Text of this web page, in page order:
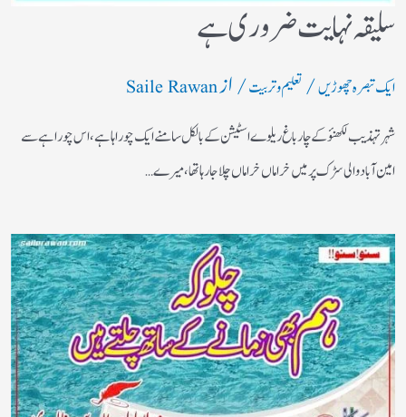
سلیقہ نہایت ضروری ہے
ایک تبصرہ چھوڑیں/ تعلیم و تربیت/ ازSaile Rawan
شہر تہذیب لکھنؤکے چارباغ ریلوے اسٹیشن کے بالکل سامنے ایک چوراہا ہے ،اس چوراہے سے
امین آباد والی سڑک پرمیں خراماں خراماں چلاجا رہا تھا،میرے…